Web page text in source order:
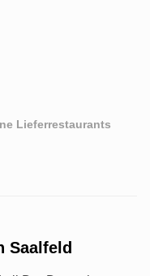
Lieferrestaurants
Saalfeld